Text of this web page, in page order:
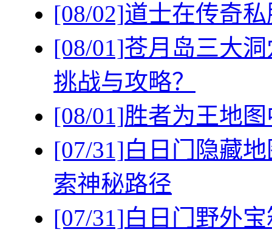
[08/02]道士在传奇
[08/01]苍月岛三大
挑战与攻略？
[08/01]胜者为王地
[07/31]白日门隐藏
索神秘路径
[07/31]白日门野外